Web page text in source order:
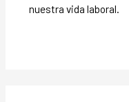
nuestra vida laboral.